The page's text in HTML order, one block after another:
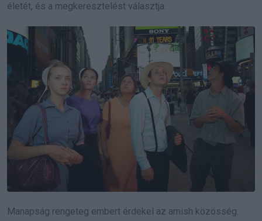
életét, és a megkeresztelést választja.
Manapság rengeteg embert érdekel az amish közösség.